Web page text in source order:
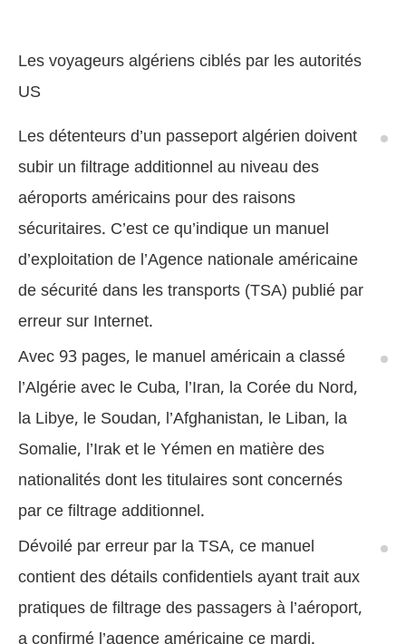
Les voyageurs algériens ciblés par les autorités
US
Les détenteurs d’un passeport algérien doivent
subir un filtrage additionnel au niveau des
aéroports américains pour des raisons
sécuritaires. C’est ce qu’indique un manuel
d’exploitation de l’Agence nationale américaine
de sécurité dans les transports (TSA) publié par
erreur sur Internet.
Avec 93 pages, le manuel américain a classé
l’Algérie avec le Cuba, l’Iran, la Corée du Nord,
la Libye, le Soudan, l’Afghanistan, le Liban, la
Somalie, l’Irak et le Yémen en matière des
nationalités dont les titulaires sont concernés
par ce filtrage additionnel.
Dévoilé par erreur par la TSA, ce manuel
contient des détails confidentiels ayant trait aux
pratiques de filtrage des passagers à l’aéroport,